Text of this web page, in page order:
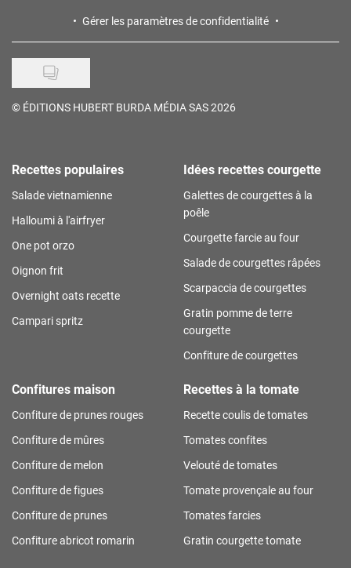
Gérer les paramètres de confidentialité
© ÉDITIONS HUBERT BURDA MÉDIA SAS 2026
Recettes populaires
Salade vietnamienne
Halloumi à l'airfryer
One pot orzo
Oignon frit
Overnight oats recette
Campari spritz
Idées recettes courgette
Galettes de courgettes à la
poêle
Courgette farcie au four
Salade de courgettes râpées
Scarpaccia de courgettes
Gratin pomme de terre
courgette
Confiture de courgettes
Confitures maison
Confiture de prunes rouges
Confiture de mûres
Confiture de melon
Confiture de figues
Confiture de prunes
Confiture abricot romarin
Recettes à la tomate
Recette coulis de tomates
Tomates confites
Velouté de tomates
Tomate provençale au four
Tomates farcies
Gratin courgette tomate